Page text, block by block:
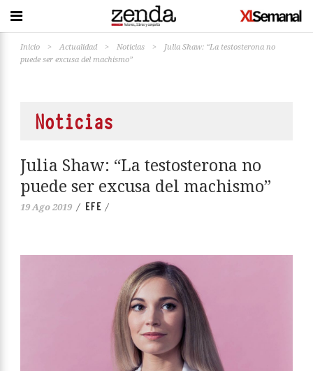
Inicio > Actualidad > Noticias >
Julia Shaw: “La testosterona no
puede ser excusa del machismo”
Noticias
Julia Shaw: “La testosterona no
puede ser excusa del machismo”
19 Ago 2019 / EFE /